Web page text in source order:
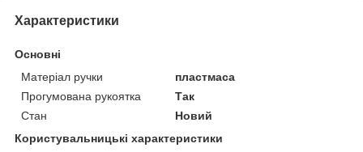
Характеристики
Основні
Матеріал ручки
пластмаса
Прогумована рукоятка
Так
Стан
Новий
Користувальницькі характеристики